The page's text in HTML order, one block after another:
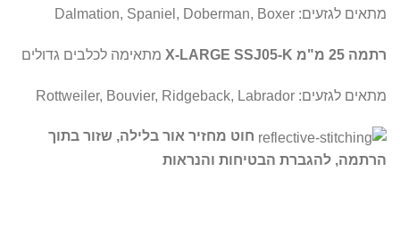
מתאים לגזעים: Dalmation, Spaniel, Doberman, Boxer
רתמה 25 מ"מ X-LARGE SSJ05-K מתאימה לכלבים גדולים
מתאים לגזעים: Rottweiler, Bouvier, Ridgeback, Labrador
חוט מחזיר אור בלילה, שזור בתוך
הרתמה​, להגברת הבטיחות והנראות